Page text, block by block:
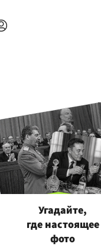
Угадайте,
где настоящее
фото